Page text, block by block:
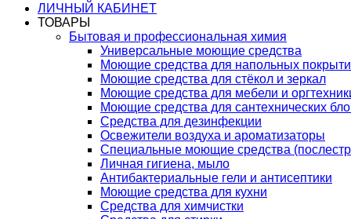
ЛИЧНЫЙ КАБИНЕТ
ТОВАРЫ
Бытовая и профессиональная химия
Универсальные моющие средства
Моющие средства для напольных
Моющие средства для стёкол и зеркал
Моющие средства для мебели и
Моющие средства для сантехнических
Средства для дезинфекции
Освежители воздуха и ароматизаторы
Специальные моющие средства
Личная гигиена, мыло
Антибактериальные гели и антисептики
Моющие средства для кухни
Средства для химчистки